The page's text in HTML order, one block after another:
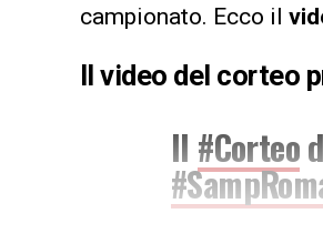
campionato. Ecco il
Il video del corteo
Il #Corteo